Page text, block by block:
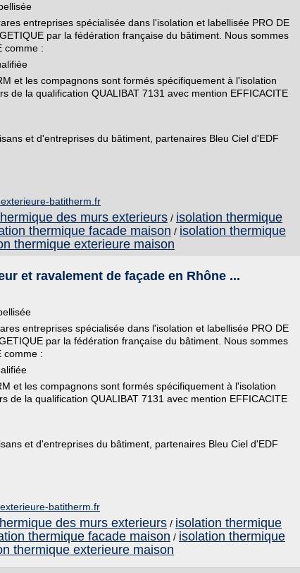
entreprises spécialisée dans l'isolation et labellisée PRO DE
par la fédération française du bâtiment. Nous sommes
comme :
et les compagnons sont formés spécifiquement à l'isolation
de la qualification QUALIBAT 7131 avec mention EFFICACITE
et d'entreprises du bâtiment, partenaires Bleu Ciel d'EDF
batitherm.fr
des murs exterieurs / isolation thermique
thermique facade maison / isolation thermique
thermique exterieure maison
et ravalement de façade en Rhône ...
entreprises spécialisée dans l'isolation et labellisée PRO DE
par la fédération française du bâtiment. Nous sommes
comme :
et les compagnons sont formés spécifiquement à l'isolation
de la qualification QUALIBAT 7131 avec mention EFFICACITE
et d'entreprises du bâtiment, partenaires Bleu Ciel d'EDF
batitherm.fr
des murs exterieurs / isolation thermique
thermique facade maison / isolation thermique
thermique exterieure maison